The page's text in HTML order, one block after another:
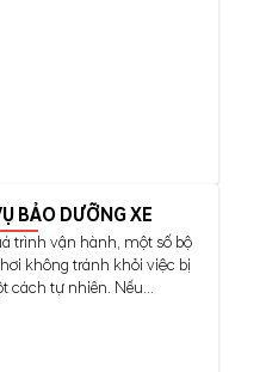
BẢO DƯỠNG XE
trình vận hành, một số bộ
không tránh khỏi việc bị
cách tự nhiên. Nếu...